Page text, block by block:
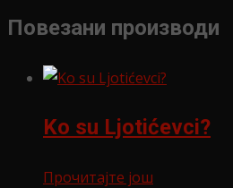
Повезани производи
Ko su Ljotićevci?
Прочитајте још